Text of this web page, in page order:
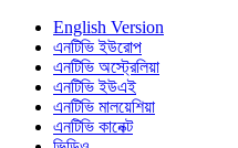
English Version
এনটিভি ইউরোপ
এনটিভি অস্ট্রেলিয়া
এনটিভি ইউএই
এনটিভি মালয়েশিয়া
এনটিভি কানেক্ট